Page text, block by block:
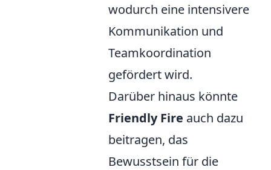
wodurch eine intensivere
Kommunikation und
Teamkoordination
gefördert wird.
Darüber hinaus könnte
Friendly Fire auch dazu
beitragen, das
Bewusstsein für die